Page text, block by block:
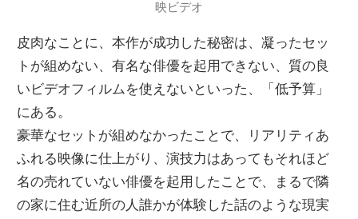
映ビデオ
皮肉なことに、本作が成功した秘密は、凝ったセッ
トが組めない、有名な俳優を起用できない、質の良
いビデオフィルムを使えないといった、「低予算」
にある。
豪華なセットが組めなかったことで、リアリティあ
ふれる映像に仕上がり、演技力はあってもそれほど
名の売れていない俳優を起用したことで、まるで隣
の家に住む近所の人誰かが体験した話のような現実